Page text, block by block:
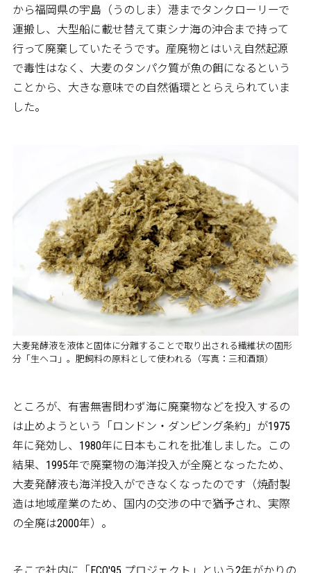
から福岡県の宇島（うのしま）港までタンクローリーで
運搬し、大型船に載せ替えて東シナ海の沖合まで持って
行って廃棄していたそうです。産廃物とはいえ自然起源
で毒性はなく、大麦のタンパク質が魚の餌になるという
ことから、大きな意味での自然循環ととらえられていま
した。
大麦発酵液を液体と固体に分離することで取り出される繊維状の固形
分「生ヘコ」。肥飼料の原料として使われる（写真：三和酒類）
ところが、有害無害問わず海に廃棄物などを投入するの
は止めようという「ロンドン・ダンピング条約」が1975
年に発効し、1980年に日本もこれを批准しました。この
結果、1995年で廃棄物の海洋投入が全廃となったため、
大麦発酵液も海洋投入ができなくなったのです（焼酎製
造は地域産業のため、国内の交渉の中で猶予され、実際
の全廃は2000年）。